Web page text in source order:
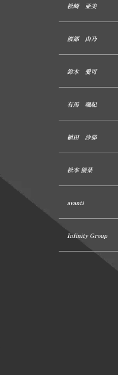
松崎 亜美
渡部 由乃
鈴木 愛可
有馬 颯紀
植田 沙那
松本 優菜
avanti
Infinity Group